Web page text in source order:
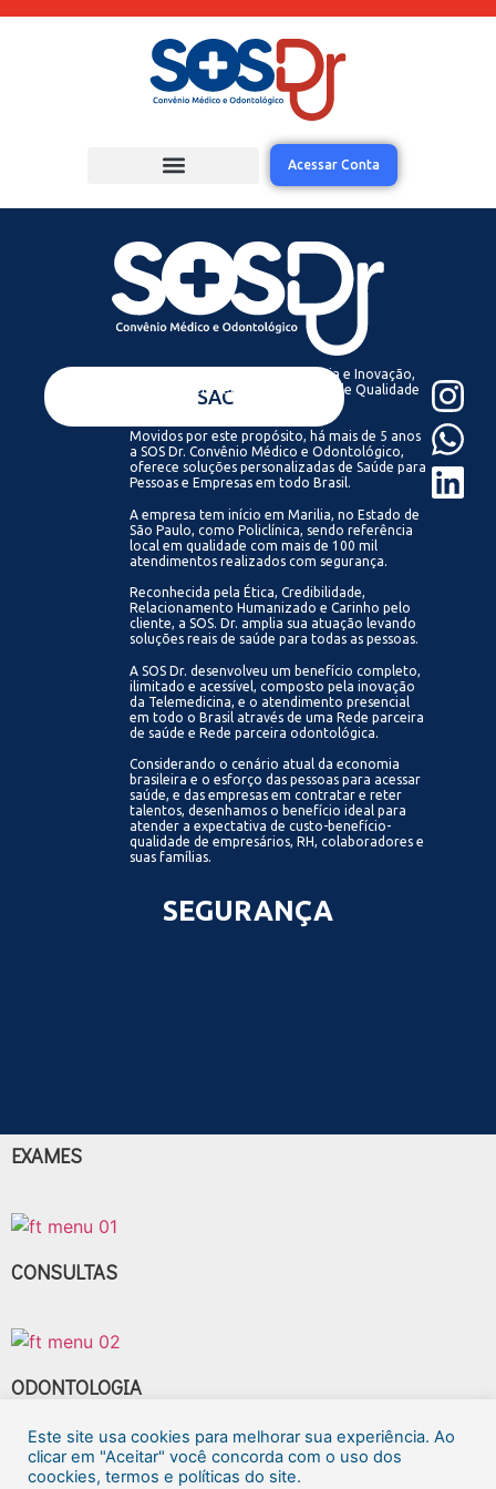
Acessar Conta
VENDASSAC
Acreditamos que com Tecnologia e Inovação,
todos podem ter acesso a Saúde de Qualidade
Movidos por este propósito, há mais de 5 anos
a SOS Dr. Convênio Médico e Odontológico,
oferece soluções personalizadas de Saúde para
Pessoas e Empresas em todo Brasil.
A empresa tem início em Marilia, no Estado de
São Paulo, como Policlínica, sendo referência
local em qualidade com mais de 100 mil
atendimentos realizados com segurança.
Reconhecida pela Ética, Credibilidade,
Relacionamento Humanizado e Carinho pelo
cliente, a SOS. Dr. amplia sua atuação levando
soluções reais de saúde para todas as pessoas.
A SOS Dr. desenvolveu um benefício completo,
ilimitado e acessível, composto pela inovação
da Telemedicina, e o atendimento presencial
em todo o Brasil através de uma Rede parceira
de saúde e Rede parceira odontológica.
Considerando o cenário atual da economia
brasileira e o esforço das pessoas para acessar
saúde, e das empresas em contratar e reter
talentos, desenhamos o benefício ideal para
atender a expectativa de custo-benefício-
qualidade de empresários, RH, colaboradores e
suas famílias.
SEGURANÇA
Este site usa cookies para melhorar sua experiência. Ao
clicar em "Aceitar" você concorda com o uso dos
coockies, termos e políticas do site.
EXAMES
CONSULTAS
ODONTOLOGIA